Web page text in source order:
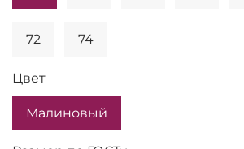
72 74
Цвет
Малиновый